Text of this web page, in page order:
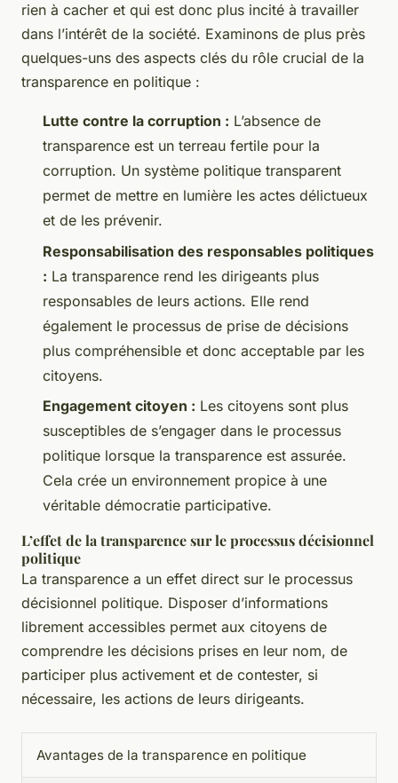
rien à cacher et qui est donc plus incité à travailler
dans l’intérêt de la société. Examinons de plus près
quelques-uns des aspects clés du rôle crucial de la
transparence en politique :
Lutte contre la corruption : L’absence de
transparence est un terreau fertile pour la
corruption. Un système politique transparent
permet de mettre en lumière les actes délictueux
et de les prévenir.
Responsabilisation des responsables politiques
: La transparence rend les dirigeants plus
responsables de leurs actions. Elle rend
également le processus de prise de décisions
plus compréhensible et donc acceptable par les
citoyens.
Engagement citoyen : Les citoyens sont plus
susceptibles de s’engager dans le processus
politique lorsque la transparence est assurée.
Cela crée un environnement propice à une
véritable démocratie participative.
L’effet de la transparence sur le processus décisionnel
politique
La transparence a un effet direct sur le processus
décisionnel politique. Disposer d’informations
librement accessibles permet aux citoyens de
comprendre les décisions prises en leur nom, de
participer plus activement et de contester, si
nécessaire, les actions de leurs dirigeants.
Avantages de la transparence en politique